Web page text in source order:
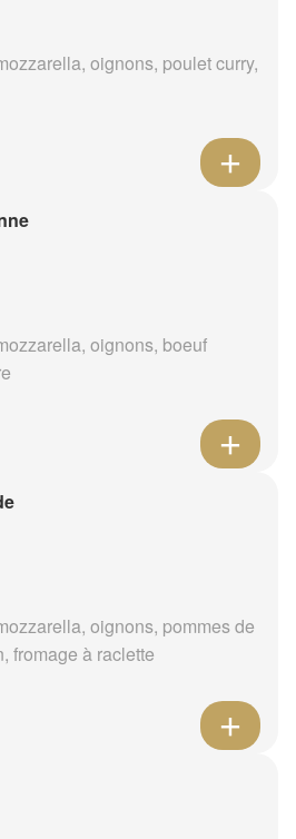
oignons, poulet curry,
oignons, boeuf
oignons, pommes de
fromage à raclette